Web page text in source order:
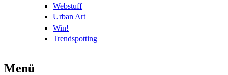
Webstuff
Urban Art
Win!
Trendspotting
Menü